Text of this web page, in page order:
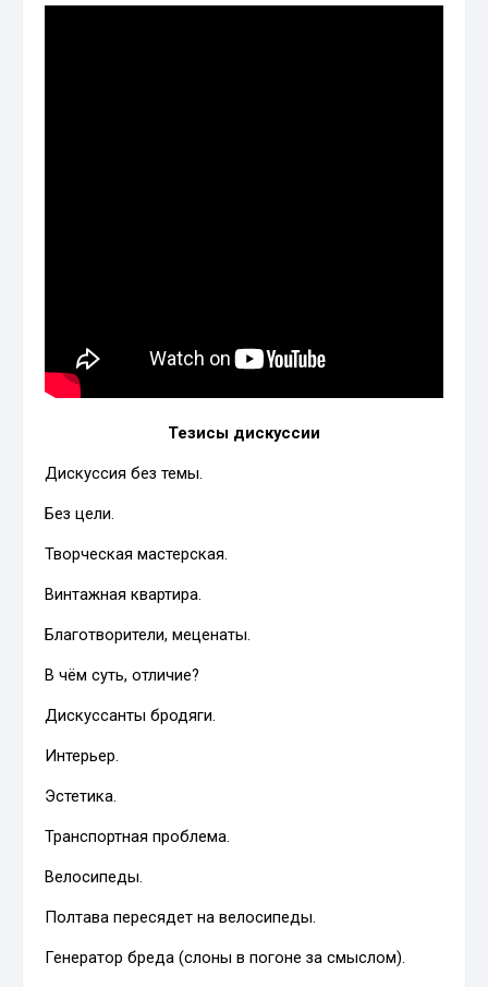
Тезисы дискуссии
Дискуссия без темы.
Без цели.
Творческая мастерская.
Винтажная квартира.
Благотворители, меценаты.
В чём суть, отличие?
Дискуссанты бродяги.
Интерьер.
Эстетика.
Транспортная проблема.
Велосипеды.
Полтава пересядет на велосипеды.
Генератор бреда (слоны в погоне за смыслом).